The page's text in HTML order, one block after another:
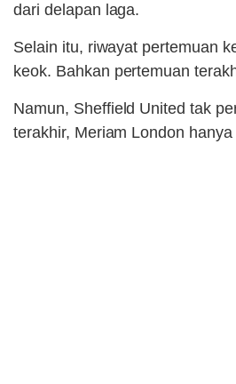
dari delapan laga.
Selain itu, riwayat pertemuan
keok. Bahkan pertemuan
Namun, Sheffield United tak
terakhir, Meriam London